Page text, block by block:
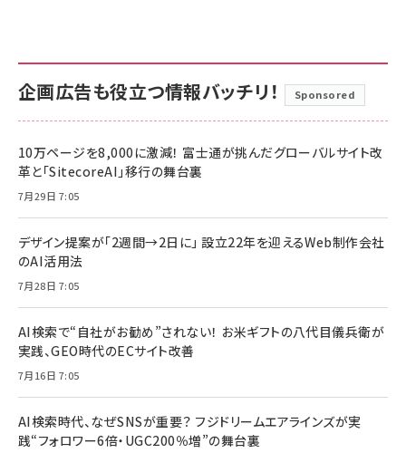
企画広告も役立つ情報バッチリ！ Sponsored
10万ページを8,000に激減！ 富士通が挑んだグローバルサイト改
革と「SitecoreAI」移行の舞台裏
7月29日 7:05
デザイン提案が「2週間→2日に」 設立22年を迎えるWeb制作会社
のAI活用法
7月28日 7:05
AI検索で“自社がお勧め”されない！ お米ギフトの八代目儀兵衛が
実践、GEO時代のECサイト改善
7月16日 7:05
AI検索時代、なぜSNSが重要？ フジドリームエアラインズが実
践“フォロワー6倍・UGC200％増”の舞台裏